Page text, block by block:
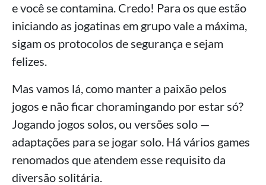
e você se contamina. Credo! Para os que estão
iniciando as jogatinas em grupo vale a máxima,
sigam os protocolos de segurança e sejam
felizes.
Mas vamos lá, como manter a paixão pelos
jogos e não ficar choramingando por estar só?
Jogando jogos solos, ou versões solo —
adaptações para se jogar solo. Há vários games
renomados que atendem esse requisito da
diversão solitária.